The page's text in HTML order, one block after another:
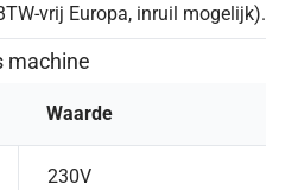
vrij Europa, inruil mogelijk).
machine
Waarde
230V